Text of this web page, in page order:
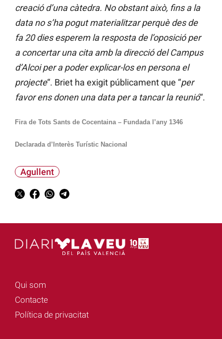
creació d’una càtedra. No obstant això, fins a la
data no s’ha pogut materialitzar perquè des de
fa 20 dies esperem la resposta de l’oposició per
a concertar una cita amb la direcció del Campus
d’Alcoi per a poder explicar-los en persona el
projecte“. Briet ha exigit públicament que “per
favor ens donen una data per a tancar la reunió“.
Fira de Tots Sants de Cocentaina – Fundada l’any 1346
Declarada d’Interès Turístic Nacional
Agullent
Qui som
Contacte
Política de privacitat